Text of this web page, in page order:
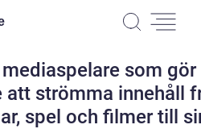
som
strömma innehåll
spel och filmer till